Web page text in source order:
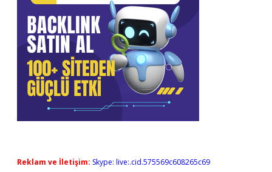
Reklam ve İletişim: Skype: live:.cid.575569c608265c69